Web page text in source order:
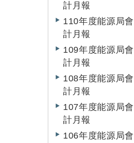
計月報
110年度能源局會
計月報
109年度能源局會
計月報
108年度能源局會
計月報
107年度能源局會
計月報
106年度能源局會